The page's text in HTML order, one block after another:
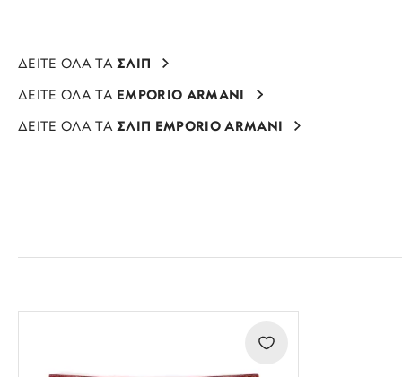
ΔΕΙΤΕ ΟΛΑ ΤΑΣΛΙΠ
ΔΕΙΤΕ ΟΛΑ ΤΑ EMPORIO ARMANI
ΔΕΙΤΕ ΟΛΑ ΤΑΣΛΙΠ EMPORIO ARMANI